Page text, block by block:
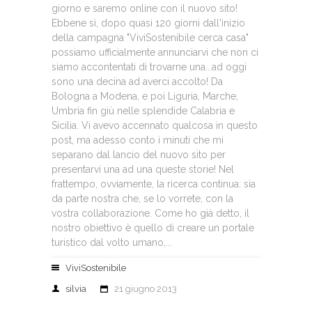
giorno e saremo online con il nuovo sito!
Ebbene sì, dopo quasi 120 giorni dall'inizio
della campagna "ViviSostenibile cerca casa"
possiamo ufficialmente annunciarvi che non ci
siamo accontentati di trovarne una...ad oggi
sono una decina ad averci accolto! Da
Bologna a Modena, e poi Liguria, Marche,
Umbria fin giù nelle splendide Calabria e
Sicilia. Vi avevo accennato qualcosa in questo
post, ma adesso conto i minuti che mi
separano dal lancio del nuovo sito per
presentarvi una ad una queste storie! Nel
frattempo, ovviamente, la ricerca continua: sia
da parte nostra che, se lo vorrete, con la
vostra collaborazione. Come ho già detto, il
nostro obiettivo è quello di creare un portale
turistico dal volto umano,...
ViviSostenibile
silvia
21 giugno 2013